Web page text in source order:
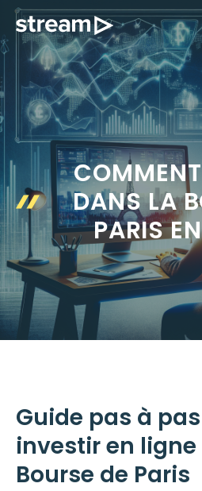
Aller
contenu
DANS LA
PARIS
Guide pas à
investir en
Bourse de Paris